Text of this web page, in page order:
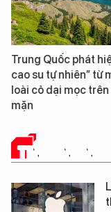
Trung Quốc phát
cao su tự nhiên” từ
loài cỏ dại mọc
mặn
TIN CÔNG NGHỆ